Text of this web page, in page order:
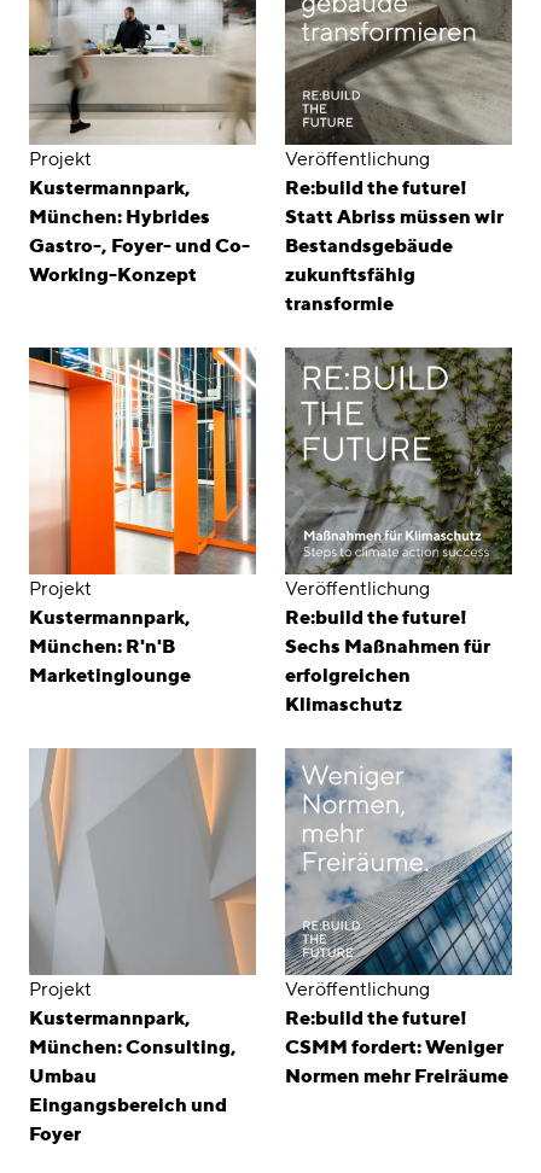
Projekt
Kustermannpark,
München: Hybrides
Gastro-, Foyer- und Co-
Working-Konzept
Veröffentlichung
Re:build the future!
Statt Abriss müssen wir
Bestandsgebäude
zukunftsfähig
transformie
Projekt
Kustermannpark,
München: R'n'B
Marketinglounge
Veröffentlichung
Re:build the future!
Sechs Maßnahmen für
erfolgreichen
Klimaschutz
Projekt
Kustermannpark,
München: Consulting,
Umbau
Eingangsbereich und
Foyer
Veröffentlichung
Re:build the future!
CSMM fordert: Weniger
Normen mehr Freiräume